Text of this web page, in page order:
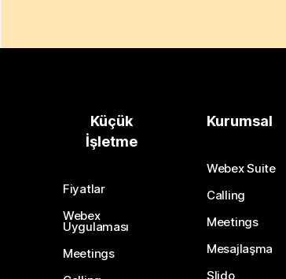
Küçük
İşletme
Fiyatlar
Webex
Uygulaması
Meetings
Kurumsal
Webex Suite
Calling
Meetings
Mesajlaşma
Slido